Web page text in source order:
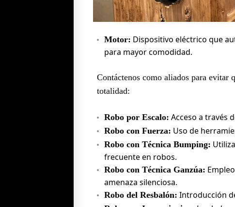
Motor: Dispositivo eléctrico que
para mayor comodidad.
Contáctenos como aliados para evitar
totalidad:
Robo por Escalo: Acceso a través
Robo con Fuerza: Uso de
Robo con Técnica Bumping:
frecuente en robos.
Robo con Técnica Ganzúa:
amenaza silenciosa.
Robo del Resbalón: Introducción